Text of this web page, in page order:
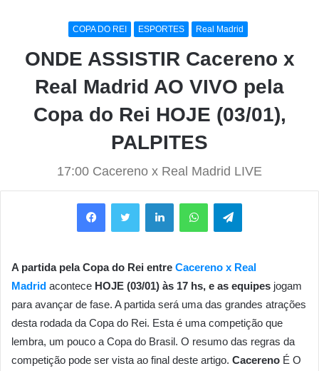
COPA DO REI ESPORTES Real Madrid
ONDE ASSISTIR Cacereno x
Real Madrid AO VIVO pela
Copa do Rei HOJE (03/01),
PALPITES
17:00 Cacereno x Real Madrid LIVE
FacebookTwitter LinkedinWhatsAppTelegram
A partida pela Copa do Rei entre Cacereno x Real
Madrid acontece HOJE (03/01) às 17 hs, e as equipes jogam
para avançar de fase. A partida será uma das grandes atrações
desta rodada da Copa do Rei. Esta é uma competição que
lembra, um pouco a Copa do Brasil. O resumo das regras da
competição pode ser vista ao final deste artigo. Cacereno É O